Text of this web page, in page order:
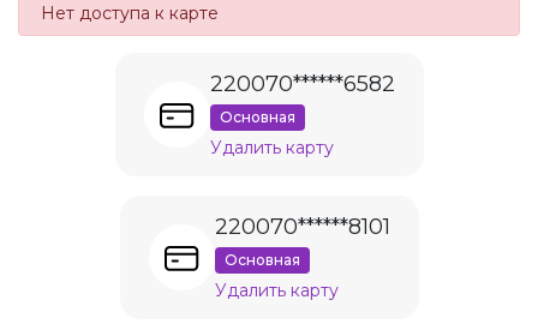
Нет доступа к карте
220070******6582
Основная
Удалить карту
220070******8101
Основная
Удалить карту